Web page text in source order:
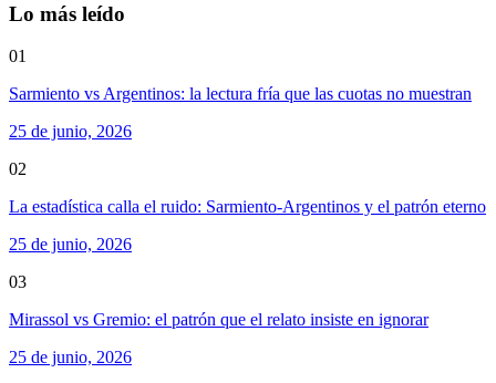
Lo más leído
01
Sarmiento vs Argentinos: la lectura fría que las cuotas no muestran
25 de junio, 2026
02
La estadística calla el ruido: Sarmiento-Argentinos y el patrón eterno
25 de junio, 2026
03
Mirassol vs Gremio: el patrón que el relato insiste en ignorar
25 de junio, 2026